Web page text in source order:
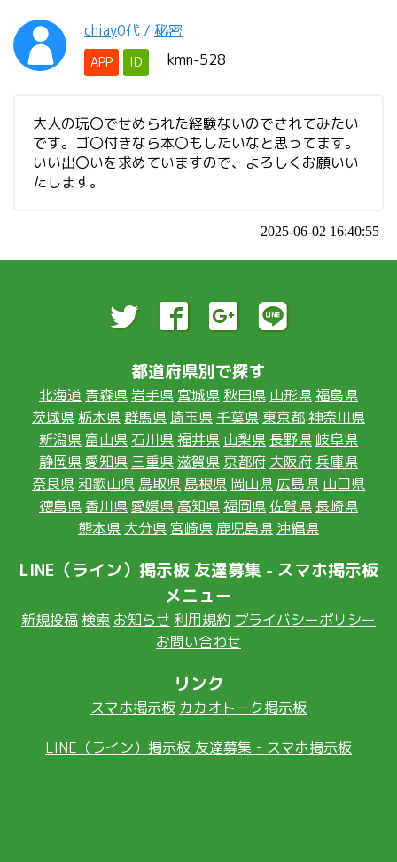
chiay0代 / 秘密
APP ID kmn-528
大人の玩〇でせめられた経験ないのでされてみたい
です。ゴ〇付きなら本〇もしたいなと思ってます。
いい出〇いを求めていますので、よろしくお願いい
たします。
2025-06-02 16:40:55
都道府県別で探す
北海道 青森県 岩手県 宮城県 秋田県 山形県福島県
茨城県 栃木県群馬県埼玉県 千葉県 東京都神奈川県
新潟県 富山県 石川県福井県 山梨県 長野県 岐阜県
静岡県愛知県 三重県滋賀県 京都府 大阪府 兵庫県
奈良県 和歌山県 鳥取県 島根県 岡山県 広島県 山口県
徳島県 香川県愛媛県 高知県福岡県 佐賀県 長崎県
熊本県 大分県 宮崎県 鹿児島県 沖縄県
LINE（ライン）掲示板 友達募集 - スマホ掲示板
メニュー
新規投稿 検索 お知らせ 利用規約 プライバシーポリシー
お問い合わせ
リンク
スマホ掲示板 カカオトーク掲示板
LINE（ライン）掲示板 友達募集 - スマホ掲示板